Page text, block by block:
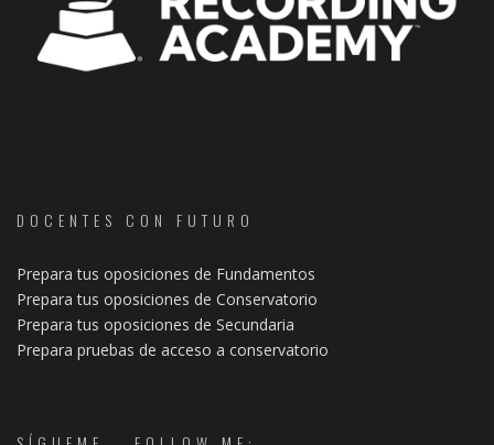
DOCENTES CON FUTURO
Prepara tus oposiciones de Fundamentos
Prepara tus oposiciones de Conservatorio
Prepara tus oposiciones de Secundaria
Prepara pruebas de acceso a conservatorio